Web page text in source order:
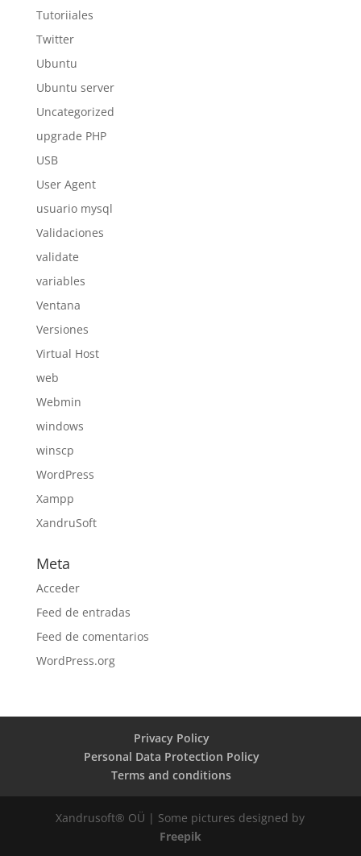
Tutoriiales
Twitter
Ubuntu
Ubuntu server
Uncategorized
upgrade PHP
USB
User Agent
usuario mysql
Validaciones
validate
variables
Ventana
Versiones
Virtual Host
web
Webmin
windows
winscp
WordPress
Xampp
XandruSoft
Meta
Acceder
Feed de entradas
Feed de comentarios
WordPress.org
Privacy Policy
Personal Data Protection Policy
Terms and conditions
Xandrusoft® OÜ | Some pictures designed by
Freepik